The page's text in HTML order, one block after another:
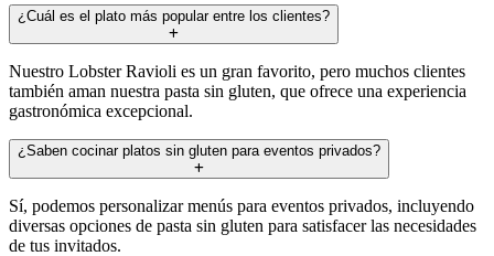
¿Cuál es el plato más popular entre los clientes?
Nuestro Lobster Ravioli es un gran favorito, pero muchos clientes
también aman nuestra pasta sin gluten, que ofrece una experiencia
gastronómica excepcional.
¿Saben cocinar platos sin gluten para eventos privados?
Sí, podemos personalizar menús para eventos privados, incluyendo
diversas opciones de pasta sin gluten para satisfacer las necesidades
de tus invitados.